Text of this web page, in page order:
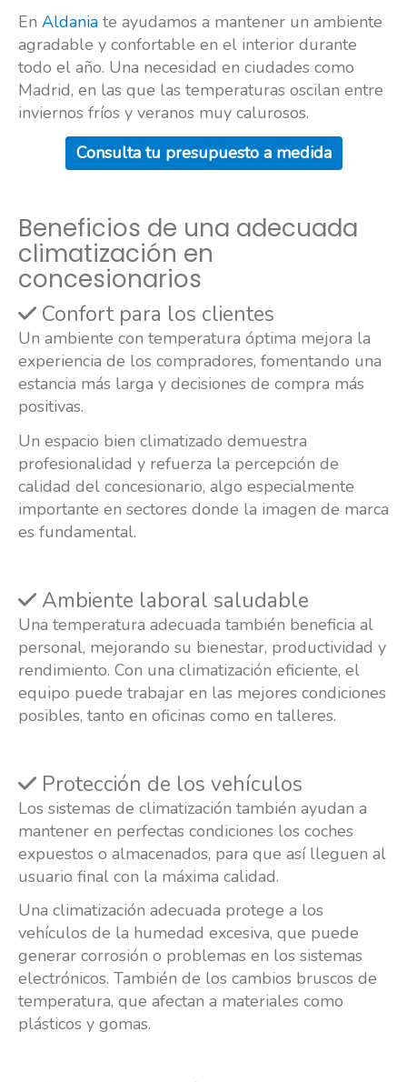
En Aldania te ayudamos a mantener un ambiente
agradable y confortable en el interior durante
todo el año. Una necesidad en ciudades como
Madrid, en las que las temperaturas oscilan entre
inviernos fríos y veranos muy calurosos.
Consulta tu presupuesto a medida
Beneficios de una adecuada
climatización en
concesionarios
Confort para los clientes
Un ambiente con temperatura óptima mejora la
experiencia de los compradores, fomentando una
estancia más larga y decisiones de compra más
positivas.
Un espacio bien climatizado demuestra
profesionalidad y refuerza la percepción de
calidad del concesionario, algo especialmente
importante en sectores donde la imagen de marca
es fundamental.
Ambiente laboral saludable
Una temperatura adecuada también beneficia al
personal, mejorando su bienestar, productividad y
rendimiento. Con una climatización eficiente, el
equipo puede trabajar en las mejores condiciones
posibles, tanto en oficinas como en talleres.
Protección de los vehículos
Los sistemas de climatización también ayudan a
mantener en perfectas condiciones los coches
expuestos o almacenados, para que así lleguen al
usuario final con la máxima calidad.
Una climatización adecuada protege a los
vehículos de la humedad excesiva, que puede
generar corrosión o problemas en los sistemas
electrónicos. También de los cambios bruscos de
temperatura, que afectan a materiales como
plásticos y gomas.